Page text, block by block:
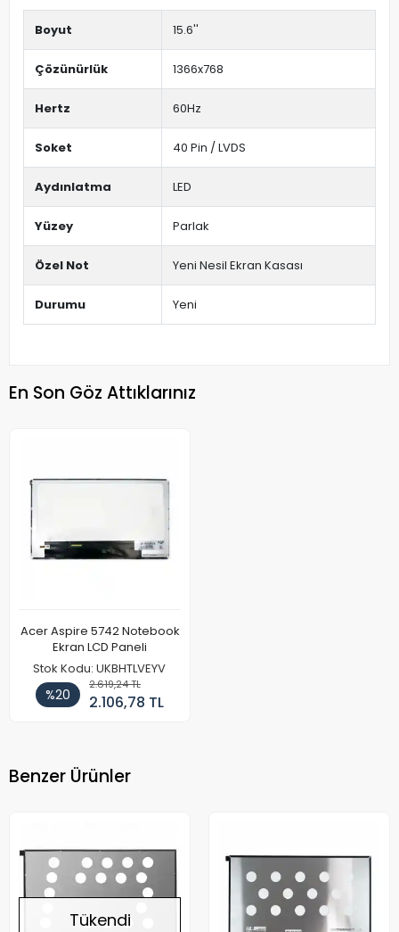
Boyut 15.6''
Çözünürlük 1366x768
Hertz 60Hz
Soket 40 Pin / LVDS
Aydınlatma LED
Yüzey Parlak
Özel Not Yeni Nesil Ekran Kasası
Durumu Yeni
En Son Göz Attıklarınız
Acer Aspire 5742 Notebook
Ekran LCD Paneli
Stok Kodu: UKBHTLVEYV
%20
2.619,24 TL
2.106,78 TL
Benzer Ürünler
Tükendi